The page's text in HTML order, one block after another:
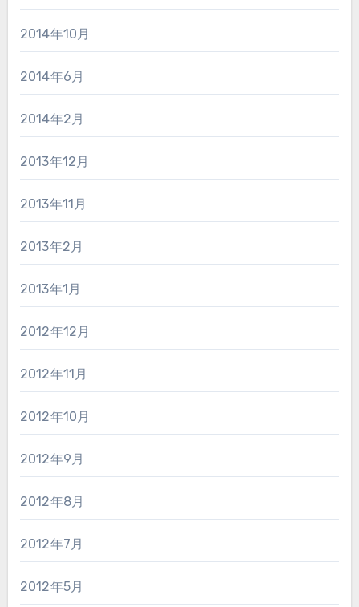
2014年10月
2014年6月
2014年2月
2013年12月
2013年11月
2013年2月
2013年1月
2012年12月
2012年11月
2012年10月
2012年9月
2012年8月
2012年7月
2012年5月